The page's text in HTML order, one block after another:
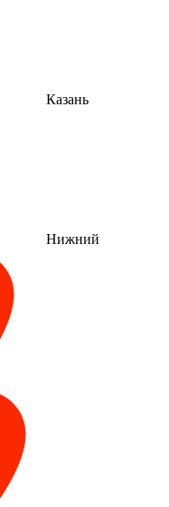
Казань
Нижний